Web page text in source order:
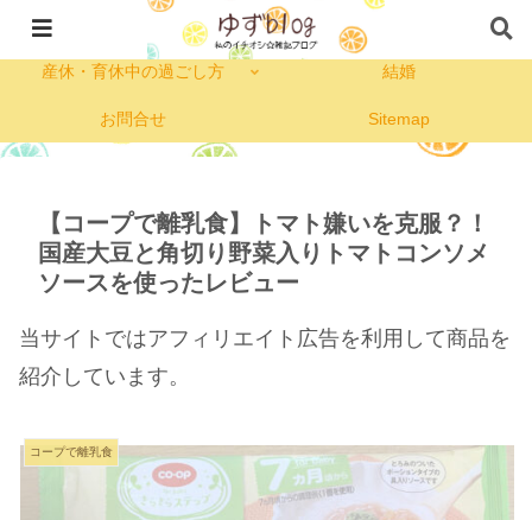
私のプロフィール
産休・育休中の過ごし方 結婚
お問合せ Sitemap
【コープで離乳食】トマト嫌いを克服？！
国産大豆と角切り野菜入りトマトコンソメ
ソースを使ったレビュー
当サイトではアフィリエイト広告を利用して商品を
紹介しています。
コープで離乳食